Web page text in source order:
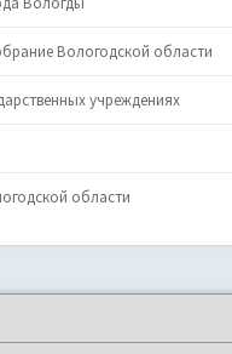
Вологодской области
учреждениях
области